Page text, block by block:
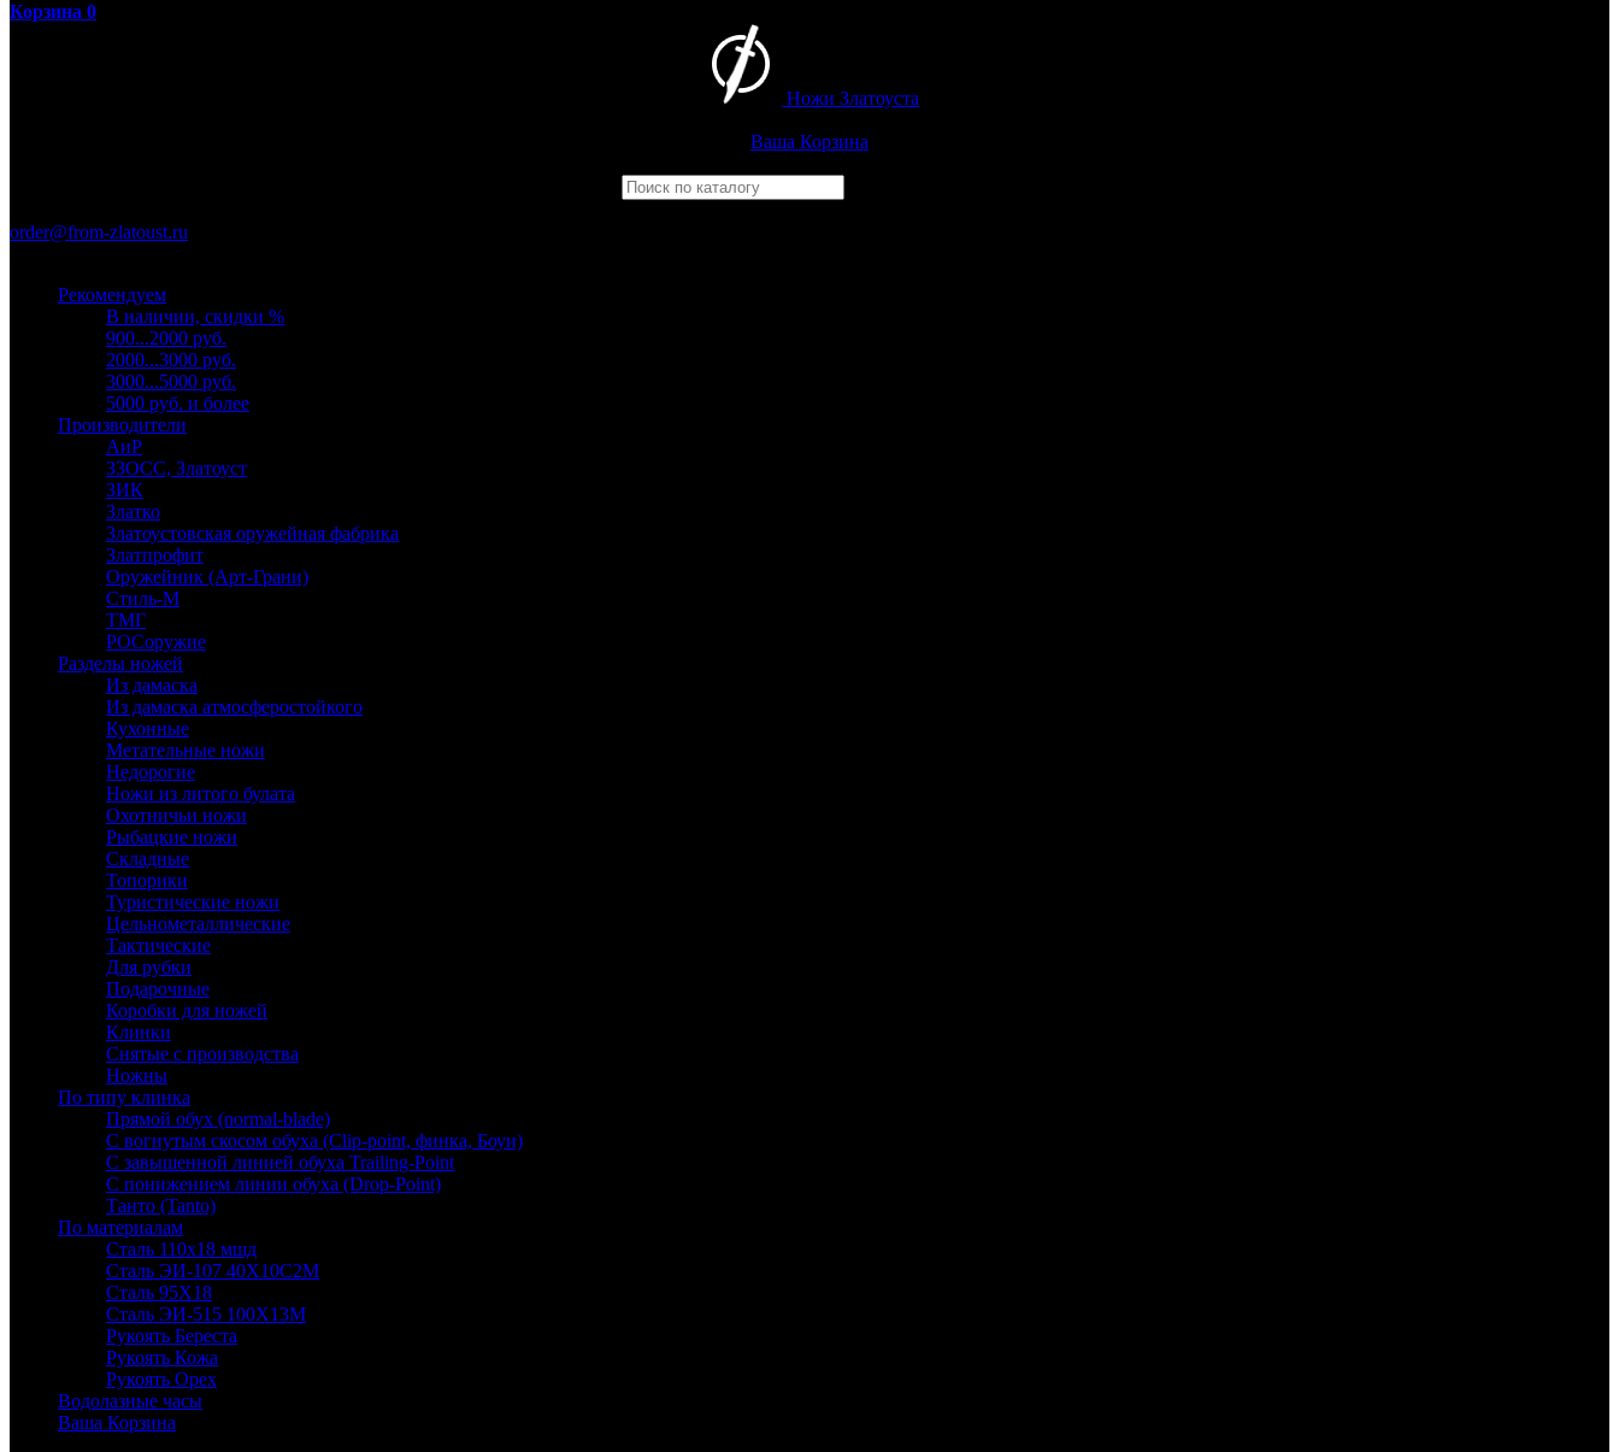
Корзина 0
Ножи Златоуста
Ваша Корзина
order@from-zlatoust.ru
Рекомендуем
В наличии, скидки %
900...2000 руб.
2000...3000 руб.
3000...5000 руб.
5000 руб. и более
Производители
АиР
ЗЗОСС, Златоуст
ЗИК
Златко
Златоустовская оружейная фабрика
Златпрофит
Оружейник (Арт-Грани)
Стиль-М
ТМГ
РОСоружие
Разделы ножей
Из дамаска
Из дамаска атмосферостойкого
Кухонные
Метательные ножи
Недорогие
Ножи из литого булата
Охотничьи ножи
Рыбацкие ножи
Складные
Топорики
Туристические ножи
Цельнометаллические
Тактические
Для рубки
Подарочные
Коробки для ножей
Клинки
Снятые с производства
Ножны
По типу клинка
Прямой обух (normal-blade)
С вогнутым скосом обуха (Clip-point, финка, Боуи)
С завышенной линией обуха Trailing-Point
С понижением линии обуха (Drop-Point)
Танто (Tanto)
По материалам
Сталь 110х18 мшд
Сталь ЭИ-107 40Х10С2М
Сталь 95Х18
Сталь ЭИ-515 100Х13М
Рукоять Береста
Рукоять Кожа
Рукоять Орех
Водолазные часы
Ваша Корзина